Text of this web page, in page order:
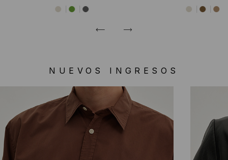
NUEVOS INGRESOS